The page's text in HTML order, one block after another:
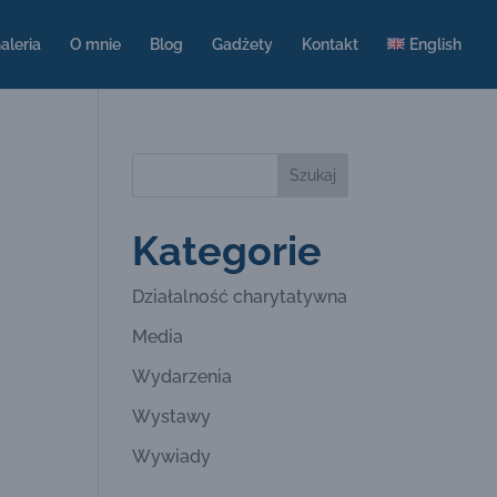
O mnie Blog Gadżety Kontakt English
Kategorie
Działalność charytatywna
Media
Wydarzenia
Wystawy
Wywiady